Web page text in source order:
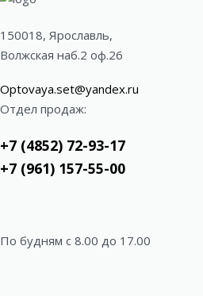
150018, Ярославль,
Волжская наб.2 оф.26
Optovaya.set@yandex.ru
Отдел продаж:
+7 (4852) 72-93-17
+7 (961) 157-55-00
По будням c 8.00 до 17.00